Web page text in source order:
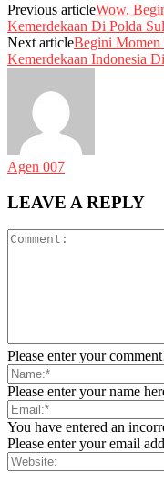
Previous articleWow,
Kemerdekaan Di Polda
Next articleBegini Momen
Kemerdekaan Indonesia
Agen 007
LEAVE A REPLY
Please enter your
Please enter your name
You have entered an
Please enter your email